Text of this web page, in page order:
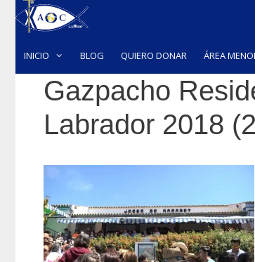
INICIO BLOG QUIERO DONAR ÁREA
Gazpacho
Labrador 2018